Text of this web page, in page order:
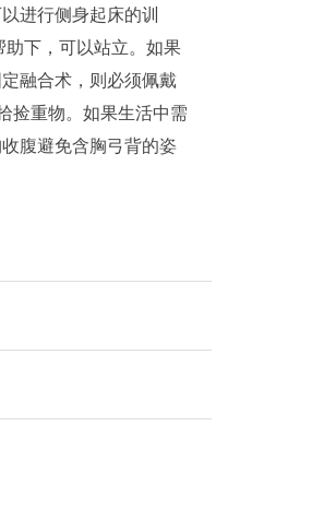
进行侧身起床的训
下，可以站立。如果
融合术，则必须佩戴
捡重物。如果生活中需
腹避免含胸弓背的姿